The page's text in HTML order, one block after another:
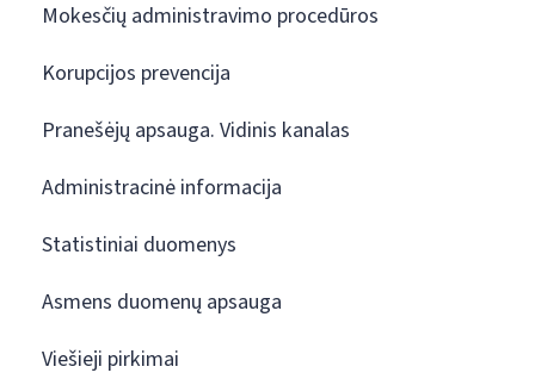
Mokesčių administravimo procedūros
Korupcijos prevencija
Pranešėjų apsauga. Vidinis kanalas
Administracinė informacija
Statistiniai duomenys
Asmens duomenų apsauga
Viešieji pirkimai